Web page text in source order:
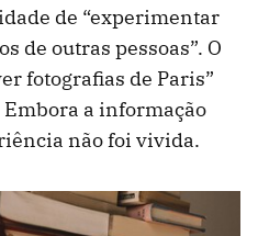
de “experimentar
de outras pessoas”. O
fotografias de Paris”
Embora a informação
não foi vivida.